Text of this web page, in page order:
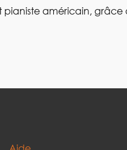
pianiste américain,